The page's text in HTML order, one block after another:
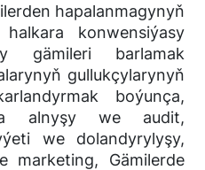
hapalanmagynyň
konwensiýasy
gämileri barlamak
gullukçylarynyň
boýunça,
alnyşy we audit,
we dolandyrylyşy,
marketing, Gämilerde